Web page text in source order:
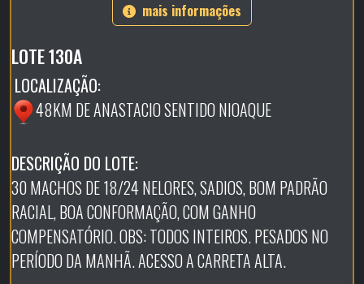
mais informações
LOTE 130A
LOCALIZAÇÃO:
48KM DE ANASTACIO SENTIDO NIOAQUE
DESCRIÇÃO DO LOTE:
30 MACHOS DE 18/24 NELORES, SADIOS, BOM PADRÃO
RACIAL, BOA CONFORMAÇÃO, COM GANHO
COMPENSATÓRIO. OBS: TODOS INTEIROS. PESADOS NO
PERÍODO DA MANHÃ. ACESSO A CARRETA ALTA.